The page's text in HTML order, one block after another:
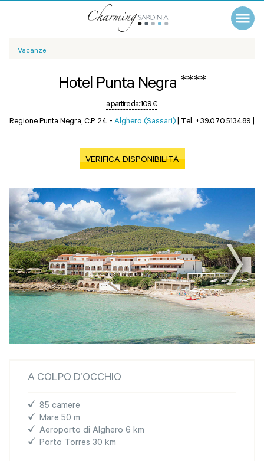
Vacanze
Hotel Punta Negra ****
a partire da:109 €
Regione Punta Negra, C.p. 24 - Alghero (Sassari) | Tel. +39.070.513489 |
VERIFICA DISPONIBILITÀ
A COLPO D’OCCHIO
85 camere
Mare 50 m
Aeroporto di Alghero 6 km
Porto Torres 30 km